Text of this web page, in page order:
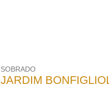
SOBRADO
JARDIM